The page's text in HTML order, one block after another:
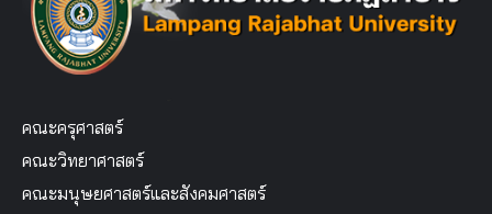
คณะครุศาสตร์
คณะวิทยาศาสตร์
คณะมนุษยศาสตร์และสังคมศาสตร์